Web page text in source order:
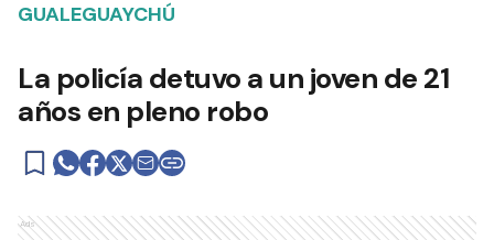
GUALEGUAYCHÚ
La policía detuvo a un joven de 21
años en pleno robo
Ads